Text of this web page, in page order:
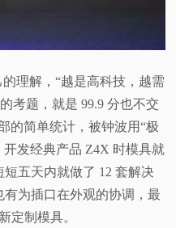
理解，“越是高科技，越需
考题，就是 99.9 分也不交
的简单统计，被钟波用“极
发经典产品 Z4X 时模具就
五天内就做了 12 套解决
为插口在外观的协调，最
定制模具。